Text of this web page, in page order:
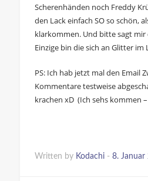
Scherenhänden noch Freddy
den Lack einfach SO so schön,
klarkommen. Und bitte sagt mir
Einzige bin die sich an Glitter im
PS: Ich hab jetzt mal den Email
Kommentare testweise
krachen xD (Ich sehs kommen
Written by Kodachi - 8. Januar